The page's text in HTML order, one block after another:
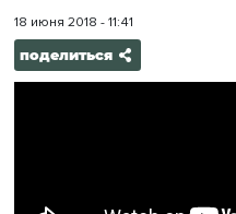
18 июня 2018 - 11:41
поделиться